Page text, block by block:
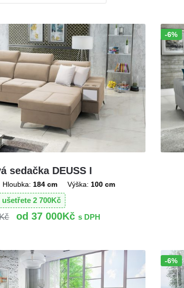
sedačka DEUSS I
Hloubka: 184 cm Výška: 100 cm
ušetřete 2 700Kč
37 000Kč s DPH
-6%
-6%